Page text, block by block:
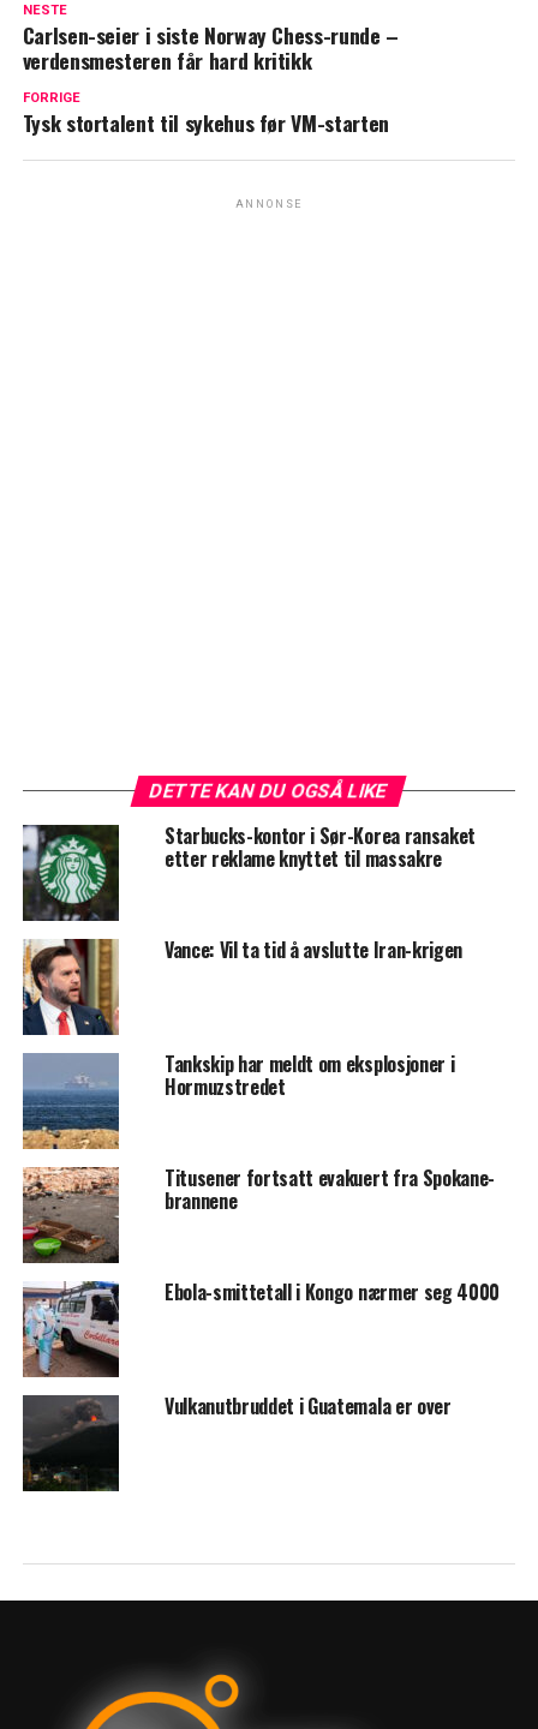
NESTE
Carlsen-seier i siste Norway Chess-runde –
verdensmesteren får hard kritikk
FORRIGE
Tysk stortalent til sykehus før VM-starten
ANNONSE
DETTE KAN DU OGSÅ LIKE
Starbucks-kontor i Sør-Korea ransaket
etter reklame knyttet til massakre
Vance: Vil ta tid å avslutte Iran-krigen
Tankskip har meldt om eksplosjoner i
Hormuzstredet
Titusener fortsatt evakuert fra Spokane-
brannene
Ebola-smittetall i Kongo nærmer seg 4000
Vulkanutbruddet i Guatemala er over